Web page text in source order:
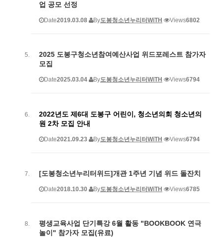
업 공모 선정
Date2019.03.08 By도봉청소년누리터WiTH Views6802
2025 도봉구청소년참여예산사업 위드포레스트 참가자
모집
Date2025.03.04 By도봉청소년누리터WiTH Views6794
2022년도 제6대 도봉구 어린이, 청소년의회 청소년의
원 2차 모집 안내
Date2021.09.23 By도봉청소년누리터WiTH Views6794
[도봉청소년누리터위드]개관 1주년 기념 위드 돌잔치
Date2018.10.30 By도봉청소년누리터WiTH Views6785
평생교육사업 단기특강 6월 활동 "BOOKBOOK 연극
놀이" 참가자 모집(유료)